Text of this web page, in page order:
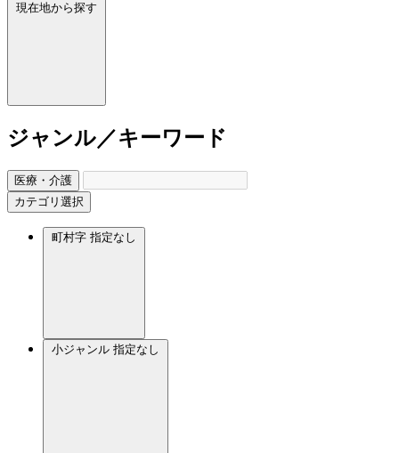
現在地から探す
ジャンル／キーワード
医療・介護
カテゴリ選択
町村字 指定なし
小ジャンル 指定なし